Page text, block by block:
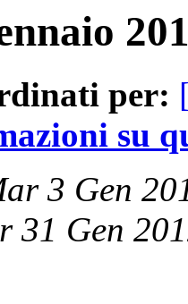
per:
su
3 Gen
31 Gen